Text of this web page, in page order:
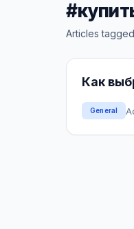
Articles
Как
General